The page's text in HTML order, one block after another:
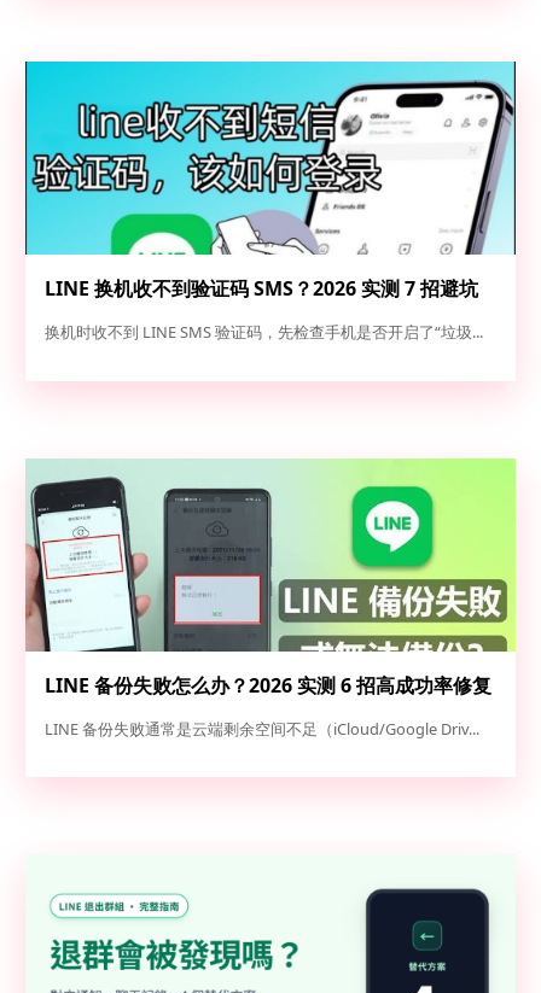
LINE 换机收不到验证码 SMS？2026 实测 7 招避坑
换机时收不到 LINE SMS 验证码，先检查手机是否开启了“垃圾...
LINE 备份失败怎么办？2026 实测 6 招高成功率修复
LINE 备份失败通常是云端剩余空间不足（iCloud/Google Driv...